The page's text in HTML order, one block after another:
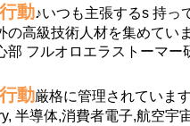
動♪いつも主張するs 持っ
の高級技術人材を集めてい
部 フルオロエラストーマー
動厳格に管理されています
y, 半導体,消費者電子,航空宇